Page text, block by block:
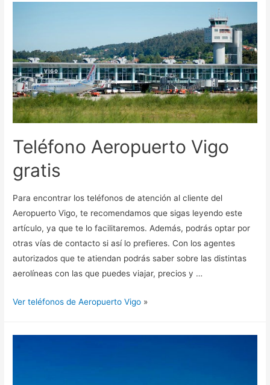
Teléfono Aeropuerto Vigo
gratis
Para encontrar los teléfonos de atención al cliente del
Aeropuerto Vigo, te recomendamos que sigas leyendo este
artículo, ya que te lo facilitaremos. Además, podrás optar por
otras vías de contacto si así lo prefieres. Con los agentes
autorizados que te atiendan podrás saber sobre las distintas
aerolíneas con las que puedes viajar, precios y …
Ver teléfonos de Aeropuerto Vigo »